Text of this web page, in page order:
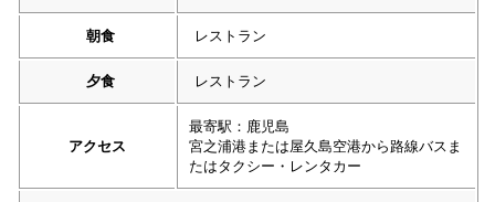
朝食 レストラン
夕食 レストラン
アクセス
最寄駅：鹿児島
宮之浦港または屋久島空港から路線バスま
たはタクシー・レンタカー